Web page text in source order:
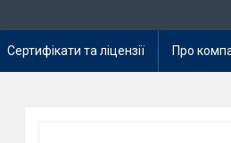
Сертифікати та ліцензії Про